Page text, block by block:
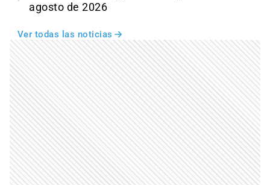
agosto de 2026
Ver todas las noticias